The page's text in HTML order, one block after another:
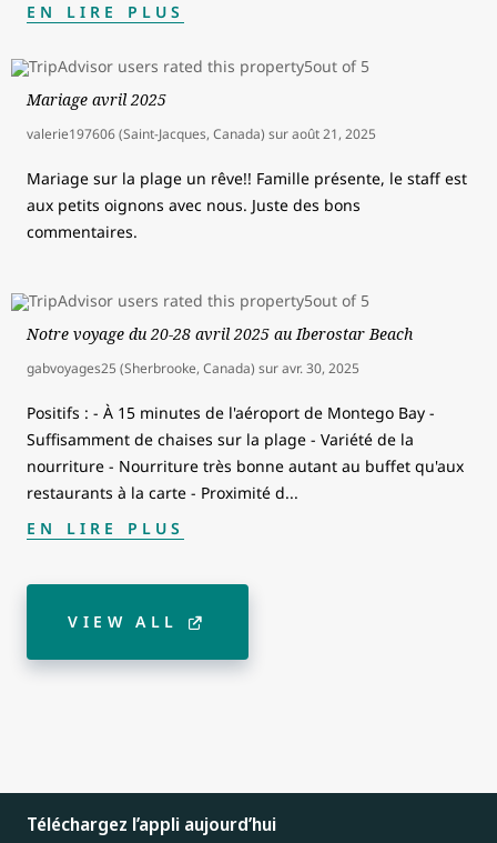
EN LIRE PLUS
Mariage avril 2025
valerie197606 (Saint-Jacques, Canada) suraoût 21, 2025
Mariage sur la plage un rêve!! Famille présente, le staff est
aux petits oignons avec nous. Juste des bons
commentaires.
Notre voyage du 20-28 avril 2025 au Iberostar Beach
gabvoyages25 (Sherbrooke, Canada) suravr. 30, 2025
Positifs : - À 15 minutes de l'aéroport de Montego Bay -
Suffisamment de chaises sur la plage - Variété de la
nourriture - Nourriture très bonne autant au buffet qu'aux
restaurants à la carte - Proximité d...
EN LIRE PLUS
VIEW ALL
Téléchargez l’appli aujourd’hui